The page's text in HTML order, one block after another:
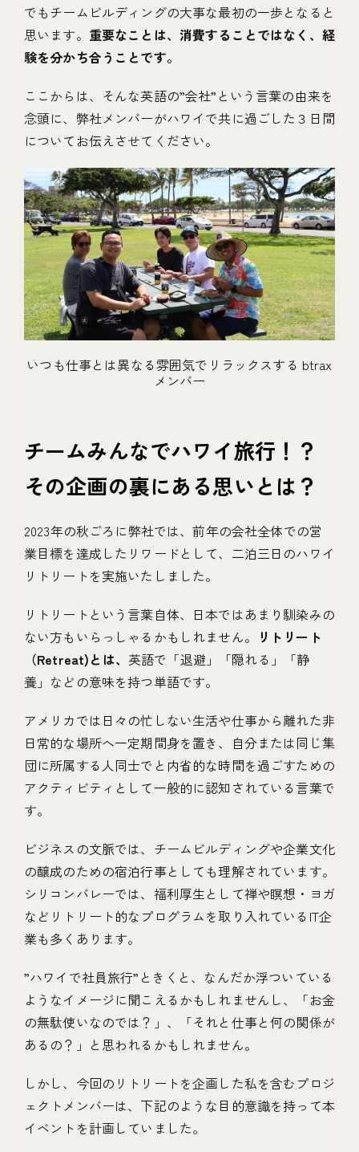
でもチームビルディングの大事な最初の一歩となると
思います。 重要なことは、消費することではなく、経
験を分かち合うことです。
ここからは、そんな英語の”会社”という言葉の由来を
念頭に、弊社メンバーがハワイで共に過ごした３日間
についてお伝えさせてください。
いつも仕事とは異なる雰囲気でリラックスする btrax
メンバー
チームみんなでハワイ旅行！？
その企画の裏にある思いとは？
2023年の秋ごろに弊社では、前年の会社全体での営
業目標を達成したリワードとして、二泊三日のハワイ
リトリートを実施いたしました。
リトリートという言葉自体、日本ではあまり馴染みの
ない方もいらっしゃるかもしれません。
リトリート
（Retreat)とは、 英語で「退避」「隠れる」「静
養」などの意味を持つ単語です。
アメリカでは日々の忙しない生活や仕事から離れた非
日常的な場所へ一定期間身を置き、自分または同じ集
団に所属する人同士でと内省的な時間を過ごすための
アクティビティとして一般的に認知されている言葉で
す。
ビジネスの文脈では、チームビルディングや企業文化
の醸成のための宿泊行事としても理解されています。
シリコンバレーでは、福利厚生として禅や瞑想・ヨガ
などリトリート的なプログラムを取り入れているIT企
業も多くあります。
”ハワイで社員旅行”ときくと、なんだか浮ついている
ようなイメージに聞こえるかもしれませんし、「お金
の無駄使いなのでは？」、「それと仕事と何の関係が
あるの？」と思われるかもしれません。
しかし、今回のリトリートを企画した私を含むプロジ
ェクトメンバーは、下記のような目的意識を持って本
イベントを計画していました。